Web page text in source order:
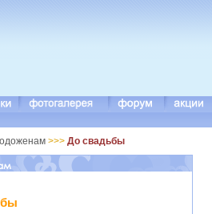
>>> До свадьбы